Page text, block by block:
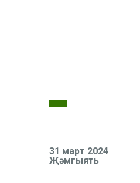
31 март 2024
Җәмгыять